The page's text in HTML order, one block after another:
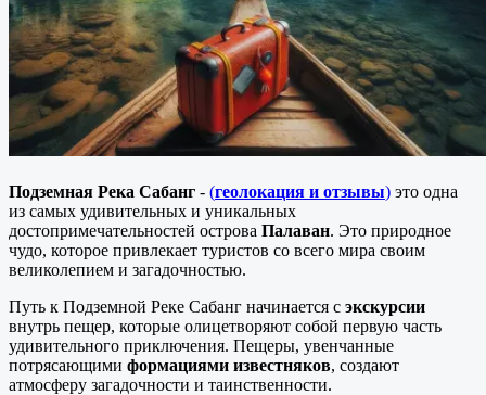
Подземная Река Сабанг - (геолокация и отзывы) это одна
из самых удивительных и уникальных
достопримечательностей острова Палаван. Это природное
чудо, которое привлекает туристов со всего мира своим
великолепием и загадочностью.
Путь к Подземной Реке Сабанг начинается с экскурсии
внутрь пещер, которые олицетворяют собой первую часть
удивительного приключения. Пещеры, увенчанные
потрясающими формациями известняков, создают
атмосферу загадочности и таинственности.